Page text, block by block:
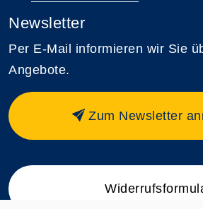
Newsletter
Per E-Mail informieren wir Sie
Angebote.
Zum Newsletter